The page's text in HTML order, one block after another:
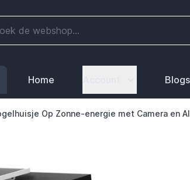
Home Blogs
Op Zonne-energie met Camera en